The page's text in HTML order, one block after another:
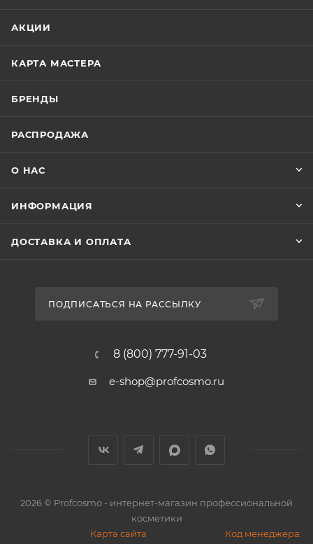
АКЦИИ
КАРТА МАСТЕРА
БРЕНДЫ
РАСПРОДАЖА
О НАС
ИНФОРМАЦИЯ
ДОСТАВКА И ОПЛАТА
ПОДПИСАТЬСЯ НА РАССЫЛКУ
8 (800) 777-91-03
e-shop@profcosmo.ru
2026© Profcosmo - интернет-магазин профессиональной
косметики
Карта сайта
Код менеджера: